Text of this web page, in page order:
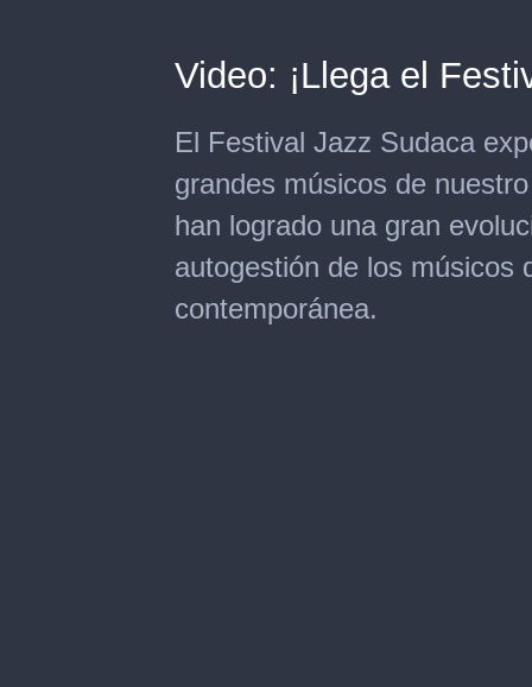
Video: ¡Llega el
El Festival Jazz Sudaca
grandes músicos de
han logrado una gran
autogestión de los músicos
contemporánea.